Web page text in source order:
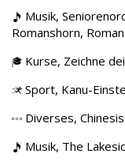
Musik,
Romanshorn,
Kurse, Zeichne
Sport, Kanu-
Diverses,
Musik, The